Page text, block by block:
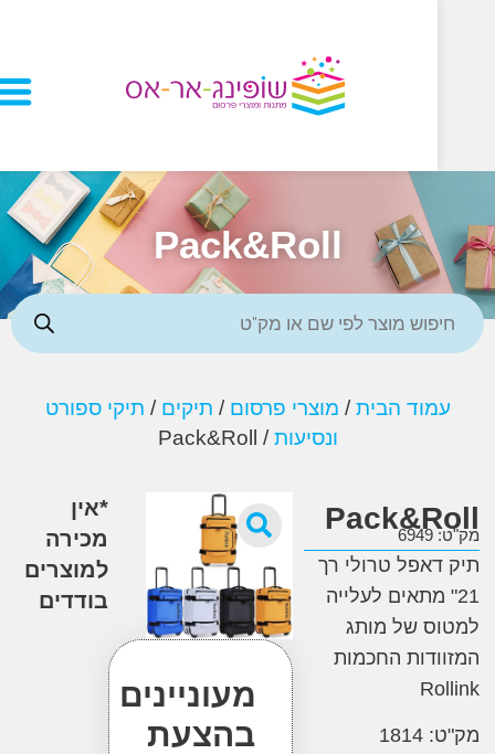
Pack&Roll
הבית/מוצרי פרסום /תיקים /תיקי ספורט
ונסיעות/ Pack&Roll
טרולי רך
מתאים לעלייה
של מותג
החכמות
מעוניינים
בהצעת
מכירה
למוצרים
בודדים